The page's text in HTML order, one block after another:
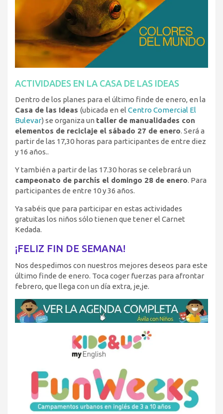
ACTIVIDADES EN LA CASA DE LAS IDEAS
Dentro de los planes para el último finde de enero, en la
Casa de las Ideas (ubicada en el Centro Comercial El
Bulevar) se organiza un taller de manualidades con
elementos de reciclaje el sábado 27 de enero. Será a
partir de las 17,30 horas para participantes de entre diez
y 16 años..
Y también a partir de las 17.30 horas se celebrará un
campeonato de parchís el domingo 28 de enero. Para
participantes de entre 10 y 36 años.
Ya sabéis que para participar en estas actividades
gratuitas los niños sólo tienen que tener el Carnet
Kedada.
¡FELIZ FIN DE SEMANA!
Nos despedimos con nuestros mejores deseos para este
último finde de enero. Toca coger fuerzas para afrontar
febrero, que llega con un día extra, je,je.